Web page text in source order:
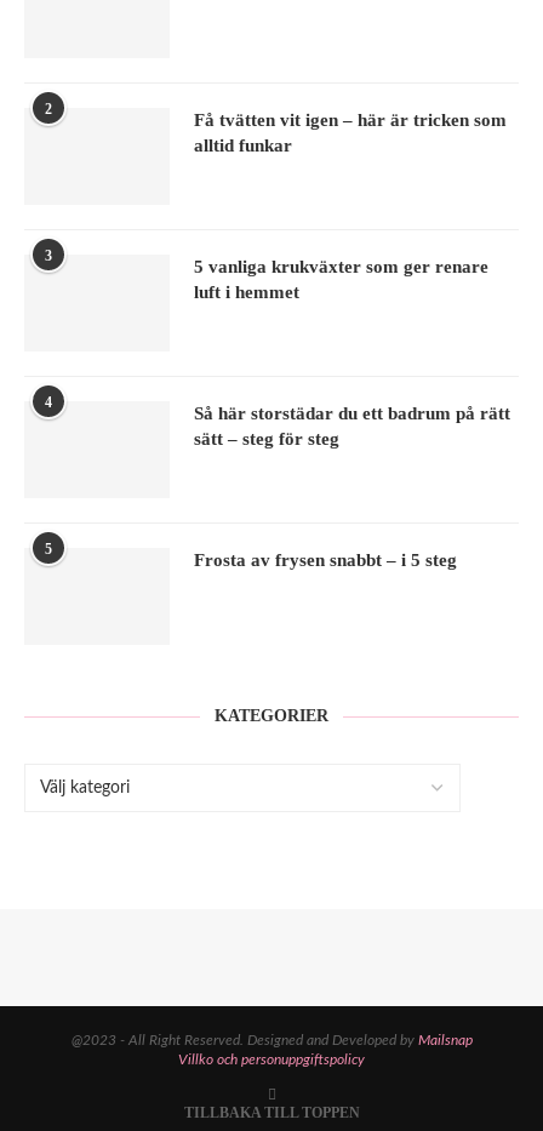
2
Få tvätten vit igen – här är tricken som
alltid funkar
3
5 vanliga krukväxter som ger renare
luft i hemmet
4
Så här storstädar du ett badrum på rätt
sätt – steg för steg
5
Frosta av frysen snabbt – i 5 steg
KATEGORIER
@2023 - All Right Reserved. Designed and Developed by Mailsnap
Villko och personuppgiftspolicy
TILLBAKA TILL TOPPEN